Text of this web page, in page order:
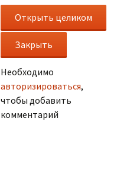
Необходимо
авторизироваться,
чтобы добавить
комментарий